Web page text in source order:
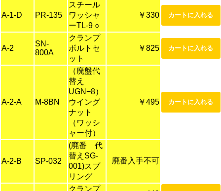
A-1-D PR-135
スチール
ワッシャ
ーTL-9 ○
￥330
A-2
SN-
800A
クランプ
ボルトセ
ット
￥825
A-2-A M-8BN
（廃盤代
替え
UGN−8）
ウイング
ナット
（ワッシ
ャー付）
￥495
A-2-B SP-032
(廃番 代
替えSG-
001)スプ
リング
廃番入手不可
クランプ